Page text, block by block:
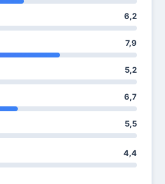
6,2
7,9
5,2
6,7
5,5
4,4